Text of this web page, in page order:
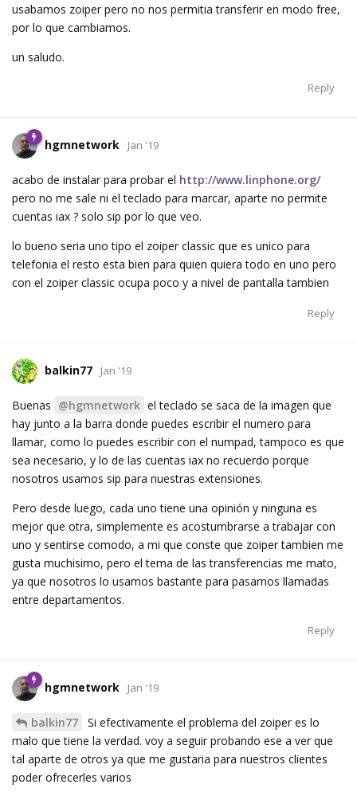
usabamos zoiper pero no nos permitia transferir en modo free,
por lo que cambiamos.
un saludo.
Reply
hgmnetwork Jan '19
acabo de instalar para probar el http://www.linphone.org/
pero no me sale ni el teclado para marcar, aparte no permite
cuentas iax ? solo sip por lo que veo.
lo bueno seria uno tipo el zoiper classic que es unico para
telefonia el resto esta bien para quien quiera todo en uno pero
con el zoiper classic ocupa poco y a nivel de pantalla tambien
Reply
balkin77 Jan '19
Buenas @hgmnetwork el teclado se saca de la imagen que
hay junto a la barra donde puedes escribir el numero para
llamar, como lo puedes escribir con el numpad, tampoco es que
sea necesario, y lo de las cuentas iax no recuerdo porque
nosotros usamos sip para nuestras extensiones.
Pero desde luego, cada uno tiene una opinión y ninguna es
mejor que otra, simplemente es acostumbrarse a trabajar con
uno y sentirse comodo, a mi que conste que zoiper tambien me
gusta muchisimo, pero el tema de las transferencias me mato,
ya que nosotros lo usamos bastante para pasarnos llamadas
entre departamentos.
Reply
hgmnetwork Jan '19
balkin77
Si efectivamente el problema del zoiper es lo
malo que tiene la verdad. voy a seguir probando ese a ver que
tal aparte de otros ya que me gustaria para nuestros clientes
poder ofrecerles varios